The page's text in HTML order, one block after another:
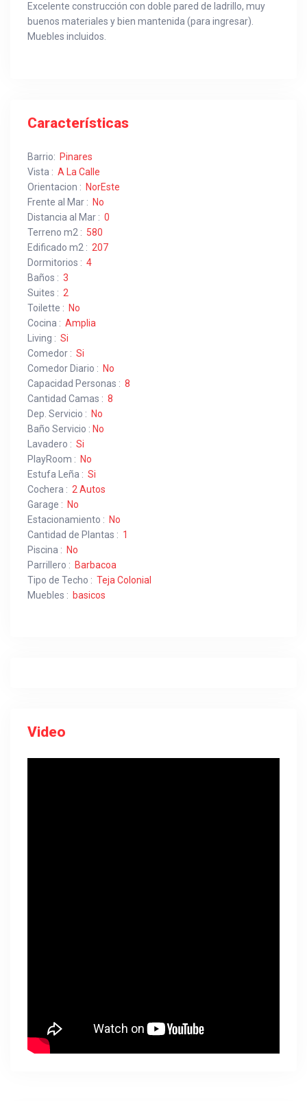
Excelente construcción con doble pared de ladrillo, muy
buenos materiales y bien mantenida (para ingresar).
Muebles incluidos.
Características
Barrio: Pinares
Vista : A La Calle
Orientacion : NorEste
Frente al Mar : No
Distancia al Mar : 0
Terreno m2 : 580
Edificado m2 : 207
Dormitorios : 4
Baños : 3
Suites : 2
Toilette : No
Cocina : Amplia
Living : Si
Comedor : Si
Comedor Diario : No
Capacidad Personas : 8
Cantidad Camas : 8
Dep. Servicio : No
Baño Servicio : No
Lavadero : Si
PlayRoom : No
Estufa Leña : Si
Cochera : 2 Autos
Garage : No
Estacionamiento : No
Cantidad de Plantas : 1
Piscina : No
Parrillero : Barbacoa
Tipo de Techo : Teja Colonial
Muebles : basicos
Video